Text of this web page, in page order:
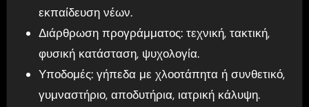
εκπαίδευση νέων.
Διάρθρωση προγράμματος: τεχνική, τακτική,
φυσική κατάσταση, ψυχολογία.
Υποδομές: γήπεδα με χλοοτάπητα ή συνθετικό,
γυμναστήριο, αποδυτήρια, ιατρική κάλυψη.